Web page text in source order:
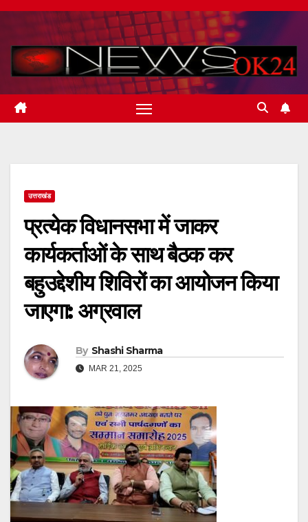
Skip
content
उत्तराखंड
प्रत्येक विधानसभा में जाकर
कार्यकर्ताओं के साथ बैठक कर
बहुउद्देशीय शिविरों का आयोजन किया
जाएगा: अग्रवाल
By Shashi Sharma
MAR 21, 2025